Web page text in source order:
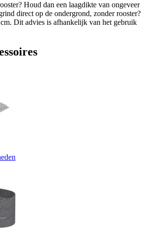
Houd dan een laagdikte van ongeveer
direct op de ondergrond, zonder rooster?
Dit advies is afhankelijk van het gebruik